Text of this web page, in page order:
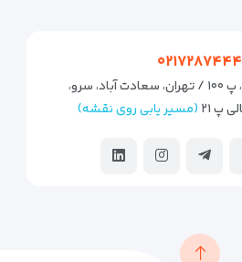
تهران، ولی عصر، عاطفی، پ ۱۰۰ / تهران، سعادت آباد، سرو،
(مسیر یابی روی نقشه)